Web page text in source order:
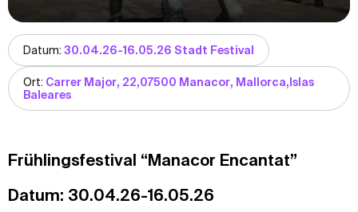
Datum: 30.04.26-16.05.26 Stadt Festival
Ort: Carrer Major, 22,07500 Manacor, Mallorca,Islas
Baleares
Frühlingsfestival “Manacor Encantat”
Datum: 30.04.26-16.05.26